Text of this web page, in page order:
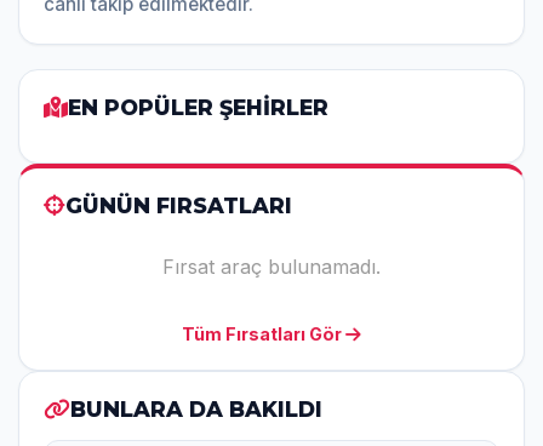
EN POPÜLER ŞEHİRLER
GÜNÜN FIRSATLARI
Fırsat araç bulunamadı.
Tüm Fırsatları Gör
BUNLARA DA BAKILDI